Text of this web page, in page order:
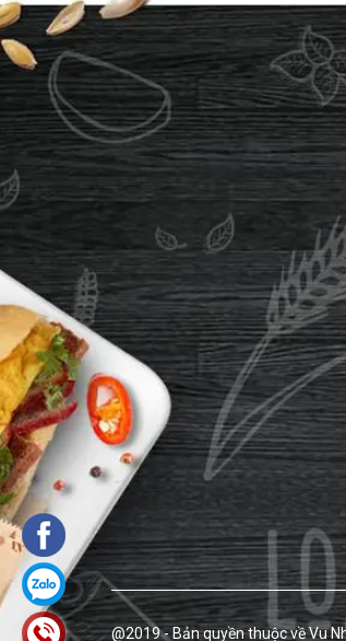
@2019 - Bản quyền thuộc vềVu